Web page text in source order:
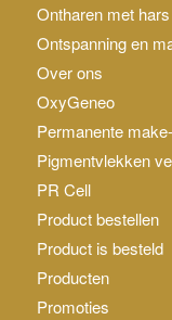
Ontharen met hars
Ontspanning en
Over ons
OxyGeneo
Permanente
Pigmentvlekken
PR Cell
Product bestellen
Product is besteld
Producten
Promoties